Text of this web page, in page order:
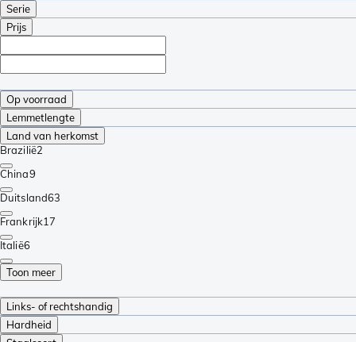
Serie
Prijs
Op voorraad
Lemmetlengte
Land van herkomst
Brazilië2
China9
Duitsland63
Frankrijk17
Italië6
Toon meer
Links- of rechtshandig
Hardheid